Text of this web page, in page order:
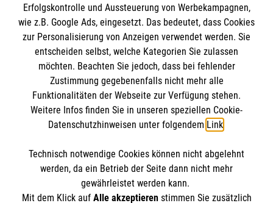
Newsletter abonnieren
Cookies verwalten|AGB|Impressum|Datenschutz
Barrierefreiheit |Kontakt| Sharepoint|Mediathek
Erfolgskontrolle und Aussteuerung von Werbekampagnen,
wie z.B. Google Ads, eingesetzt. Das bedeutet, dass Cookies
zur Personalisierung von Anzeigen verwendet werden. Sie
entscheiden selbst, welche Kategorien Sie zulassen
möchten. Beachten Sie jedoch, dass bei fehlender
Zustimmung gegebenenfalls nicht mehr alle
Funktionalitäten der Webseite zur Verfügung stehen.
Weitere Infos finden Sie in unseren speziellen Cookie-
Datenschutzhinweisen unter folgendem Link.
Technisch notwendige Cookies können nicht abgelehnt
werden, da ein Betrieb der Seite dann nicht mehr
gewährleistet werden kann.
Mit dem Klick auf Alle akzeptierenstimmen Sie zusätzlich